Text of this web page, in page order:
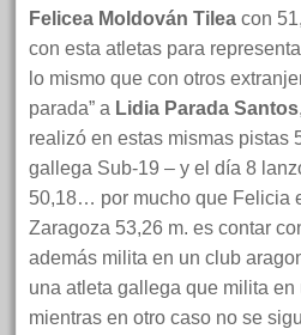
Felicea Moldován Tilea con
con esta atletas para
lo mismo que con otros
parada” a Lidia Parada Santos
realizó en estas mismas pistas
gallega Sub-19 – y el día 8
50,18… por mucho que Felicia
Zaragoza 53,26 m. es contar
además milita en un club
una atleta gallega que milita
mientras en otro caso no se